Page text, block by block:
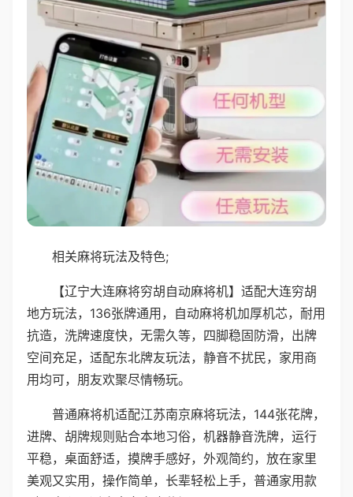
相关麻将玩法及特色;
【辽宁大连麻将穷胡自动麻将机】适配大连穷胡
地方玩法，136张牌通用，自动麻将机加厚机芯，耐用
抗造，洗牌速度快，无需久等，四脚稳固防滑，出牌
空间充足，适配东北牌友玩法，静音不扰民，家用商
用均可，朋友欢聚尽情畅玩。
普通麻将机适配江苏南京麻将玩法，144张花牌，
进牌、胡牌规则贴合本地习俗，机器静音洗牌，运行
平稳，桌面舒适，摸牌手感好，外观简约，放在家里
美观又实用，操作简单，长辈轻松上手，普通家用款